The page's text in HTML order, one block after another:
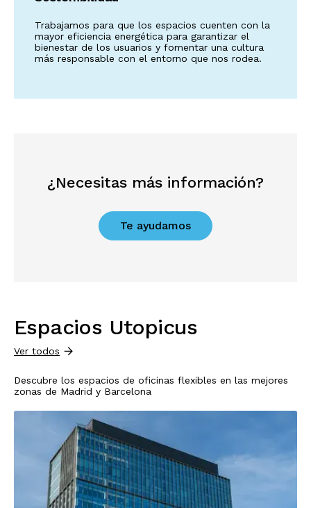
Trabajamos para que los espacios cuenten con la
mayor eficiencia energética para garantizar el
bienestar de los usuarios y fomentar una cultura
más responsable con el entorno que nos rodea.
¿Necesitas más información?
Te ayudamos
Espacios Utopicus
Ver todos
Descubre los espacios de oficinas flexibles en las mejores
zonas de Madrid y Barcelona